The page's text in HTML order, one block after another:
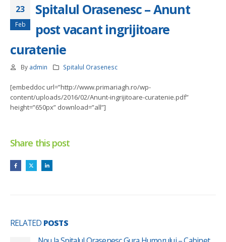
23
Feb
Spitalul Orasenesc – Anunt
post vacant ingrijitoare
curatenie
By admin Spitalul Orasenesc
[embeddoc url=”http://www.primariagh.ro/wp-
content/uploads/2016/02/Anunt-ingrijitoare-curatenie.pdf”
height=”650px” download=”all”]
Share this post
RELATED POSTS